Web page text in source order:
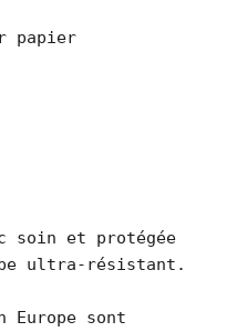
papier
soin et protégée
ultra-résistant.
Europe sont